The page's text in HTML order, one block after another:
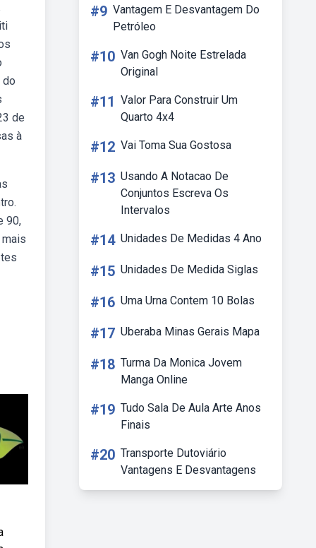
do
de
à
90,
#9 Vantagem E Desvantagem Do
Petróleo
#10 Van Gogh Noite Estrelada
Original
#11 Valor Para Construir Um
Quarto 4x4
#12 Vai Toma Sua Gostosa
#13 Usando A Notacao De
Conjuntos Escreva Os
Intervalos
#14 Unidades De Medidas 4 Ano
#15 Unidades De Medida Siglas
#16 Uma Urna Contem 10 Bolas
#17 Uberaba Minas Gerais Mapa
#18 Turma Da Monica Jovem
Manga Online
#19 Tudo Sala De Aula Arte Anos
Finais
#20 Transporte Dutoviário
Vantagens E Desvantagens